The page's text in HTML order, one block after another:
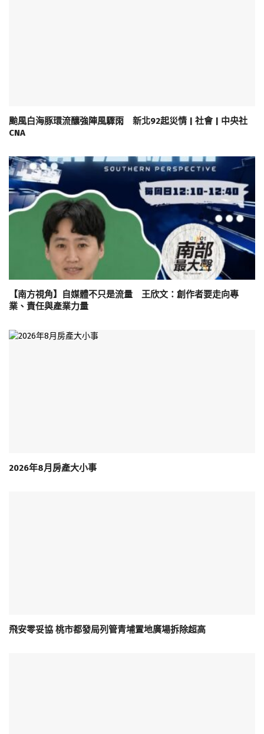
颱風白海豚環流釀強陣風驟雨 新北92起災情 | 社會 | 中央社
CNA
【南方視角】自媒體不只是流量 王欣文：創作者要走向專
業、責任與產業力量
2026年8月房產大小事
飛安零妥協 桃市都發局列管青埔置地廣場拆除超高